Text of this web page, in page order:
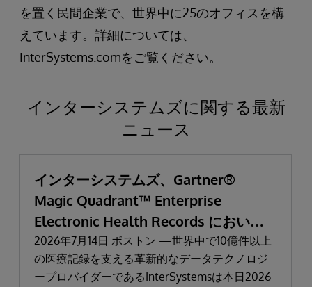
を置く民間企業で、世界中に25のオフィスを構
えています。詳細については、
InterSystems.comをご覧ください。
インターシステムズに関する最新
ニュース
インターシステムズ、Gartner®
Magic Quadrant™ Enterprise
Electronic Health Records において
「リーダー」と評価される
2026年7月14日 ボストン —世界中で10億件以上
の医療記録を支える革新的なデータテクノロジ
ープロバイダーであるInterSystemsは本日2026